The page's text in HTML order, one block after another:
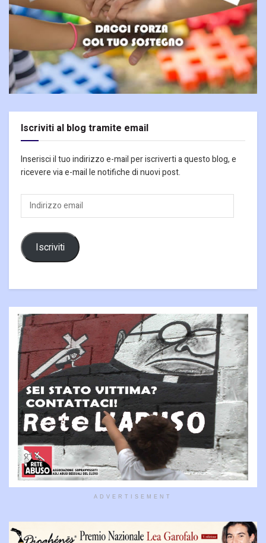
Iscriviti al blog tramite email
Inserisci il tuo indirizzo e-mail per iscriverti a questo blog, e
ricevere via e-mail le notifiche di nuovi post.
Indirizzo
email
Iscriviti
ADVERTISEMENT